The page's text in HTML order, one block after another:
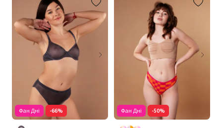
Фан Дні -66% Фан Дні -50%